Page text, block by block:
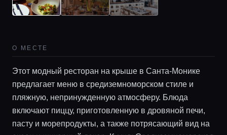
О МЕСТЕ
Этот модный ресторан на крыше в Санта-Монике
предлагает меню в средиземноморском стиле и
пляжную, непринужденную атмосферу. Блюда
включают пиццу, приготовленную в дровяной печи,
пасту и морепродукты, а также потрясающий вид на